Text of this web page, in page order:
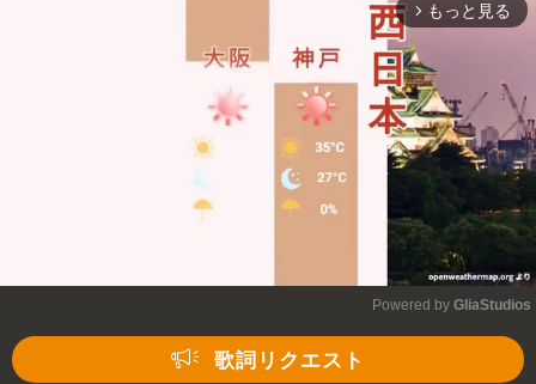
arrow_forward_ios もっと見る
Powered by GliaStudios
歌詞リクエスト